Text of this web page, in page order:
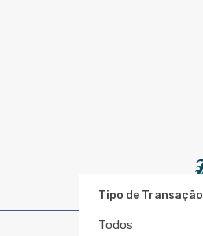
Tipo de Transação
Todos